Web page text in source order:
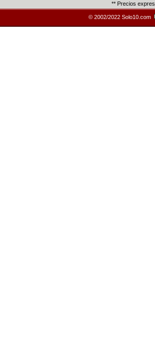
** Precios
© 2002/2022 Solo10.com